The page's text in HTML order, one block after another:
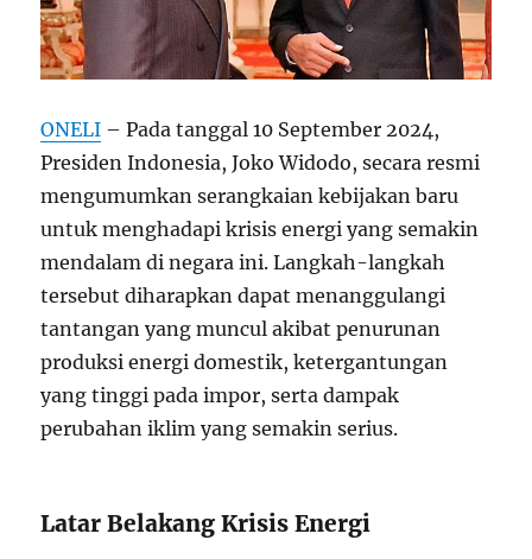
ONELI – Pada tanggal 10 September 2024,
Presiden Indonesia, Joko Widodo, secara resmi
mengumumkan serangkaian kebijakan baru
untuk menghadapi krisis energi yang semakin
mendalam di negara ini. Langkah-langkah
tersebut diharapkan dapat menanggulangi
tantangan yang muncul akibat penurunan
produksi energi domestik, ketergantungan
yang tinggi pada impor, serta dampak
perubahan iklim yang semakin serius.
Latar Belakang Krisis Energi